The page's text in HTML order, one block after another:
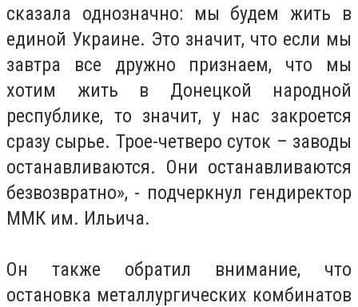
сказала однозначно: мы будем жить в
единой Украине. Это значит, что если мы
завтра все дружно признаем, что мы
хотим жить в Донецкой народной
республике, то значит, у нас закроется
сразу сырье. Трое-четверо суток – заводы
останавливаются. Они останавливаются
безвозвратно», - подчеркнул гендиректор
ММК им. Ильича.
Он также обратил внимание, что
остановка металлургических комбинатов